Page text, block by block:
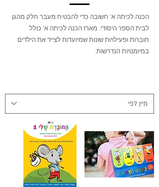
הכנה לכיתה א' חשובה כדי להבטיח מעבר חלק מהגן
לבית הספר היסודי. מארז הכנה לכיתה א' כולל
חוברות ופעילויות שונות שמיועדות לצייד את הילדים
במיומנויות הנדרשות.